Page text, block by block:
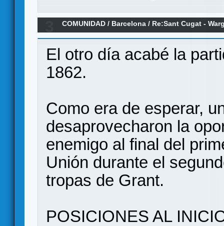
COMUNIDAD / Barcelona / Re:Sant Cugat -
El otro día acabé la
1862.
Como era de esperar,
desaprovecharon la
enemigo al final del
Unión durante el
tropas de Grant.
POSICIONES AL